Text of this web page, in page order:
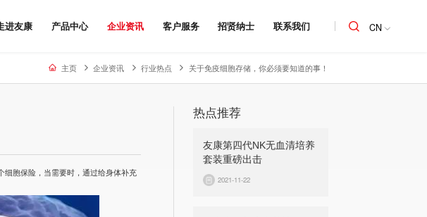
CN
进友康 产品中心 企业资讯 客户服务 招贤纳士 联系我们
主页 企业资讯 行业热点 关于免疫细胞存储，你必须要知道的事！
细胞保险，当需要时，通过给身体补充
热点推荐
友康第四代NK无血清培养
套装重磅出击
2021-11-22